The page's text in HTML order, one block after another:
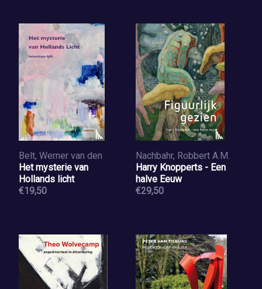
Belt, Werner van den
Het mysterie van
Hollands licht
€19,50
Nachbahr, Robbert A.M.
Harry Knopperts - Een
halve Eeuw
€29,50